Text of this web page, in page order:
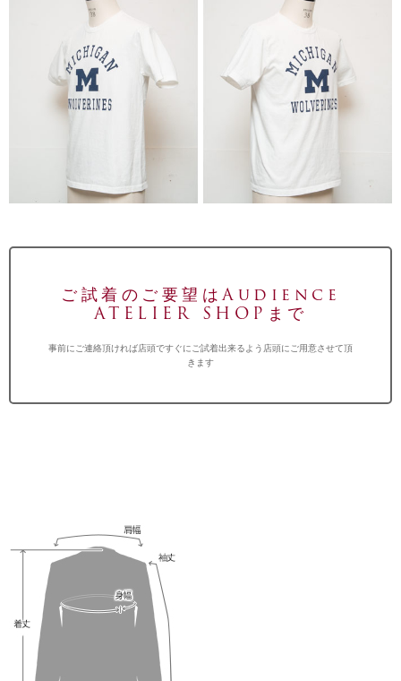
ご試着のご要望はAudience
ATELIER SHOPまで
事前にご連絡頂ければ店頭ですぐにご試着出来るよう店頭にご用意させて頂
きます